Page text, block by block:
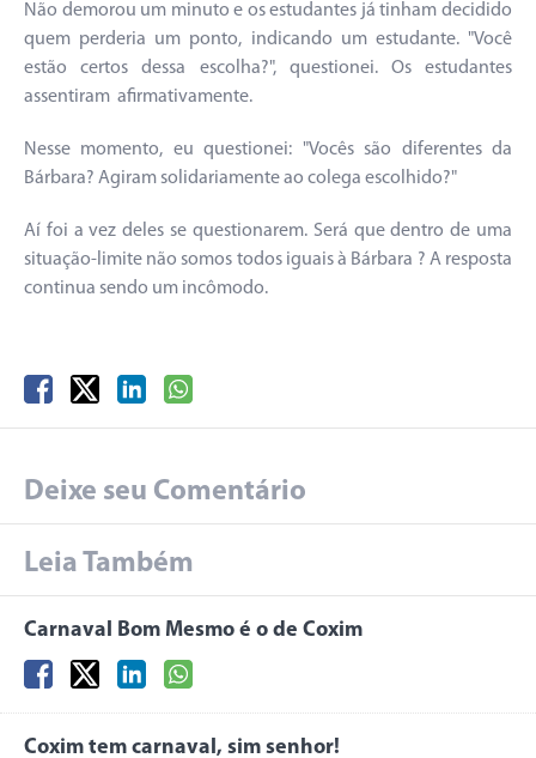
Não demorou um minuto e os estudantes já tinham decidido
quem perderia um ponto, indicando um estudante. "Você
estão certos dessa escolha?", questionei. Os estudantes
assentiram afirmativamente.
Nesse momento, eu questionei: "Vocês são diferentes da
Bárbara? Agiram solidariamente ao colega escolhido?"
Aí foi a vez deles se questionarem. Será que dentro de uma
situação-limite não somos todos iguais à Bárbara ? A resposta
continua sendo um incômodo.
Deixe seu Comentário
Leia Também
Carnaval Bom Mesmo é o de Coxim
Coxim tem carnaval, sim senhor!